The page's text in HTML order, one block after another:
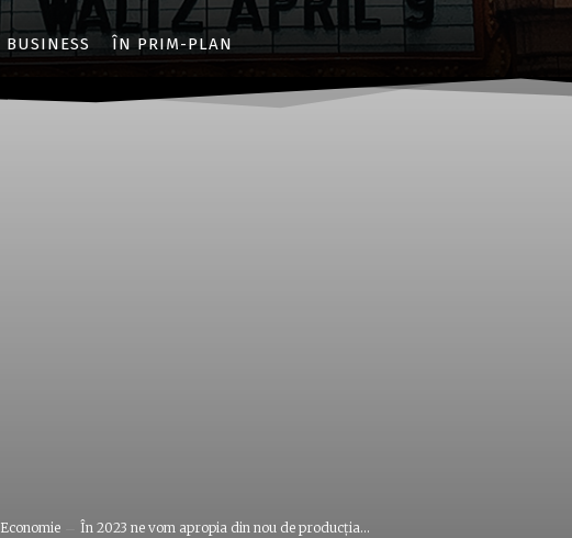
BUSINESS ÎN PRIM-PLAN
Economie În 2023 ne vom apropia din nou de producţia...